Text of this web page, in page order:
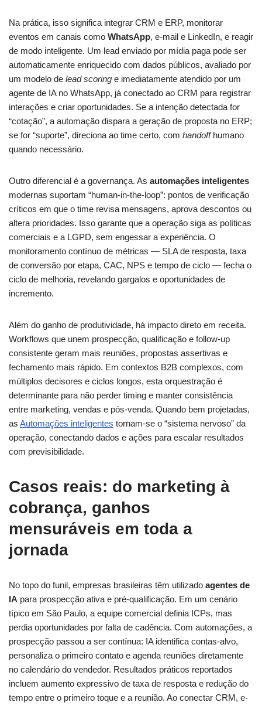
Na prática, isso significa integrar CRM e ERP, monitorar
eventos em canais como WhatsApp, e-mail e LinkedIn, e reagir
de modo inteligente. Um lead enviado por mídia paga pode ser
automaticamente enriquecido com dados públicos, avaliado por
um modelo de lead scoring e imediatamente atendido por um
agente de IA no WhatsApp, já conectado ao CRM para registrar
interações e criar oportunidades. Se a intenção detectada for
“cotação”, a automação dispara a geração de proposta no ERP;
se for “suporte”, direciona ao time certo, com handoffhumano
quando necessário.
Outro diferencial é a governança. As automações inteligentes
modernas suportam “human-in-the-loop”: pontos de verificação
críticos em que o time revisa mensagens, aprova descontos ou
altera prioridades. Isso garante que a operação siga as políticas
comerciais e a LGPD, sem engessar a experiência. O
monitoramento contínuo de métricas — SLA de resposta, taxa
de conversão por etapa, CAC, NPS e tempo de ciclo — fecha o
ciclo de melhoria, revelando gargalos e oportunidades de
incremento.
Além do ganho de produtividade, há impacto direto em receita.
Workflows que unem prospecção, qualificação e follow-up
consistente geram mais reuniões, propostas assertivas e
fechamento mais rápido. Em contextos B2B complexos, com
múltiplos decisores e ciclos longos, esta orquestração é
determinante para não perder timing e manter consistência
entre marketing, vendas e pós-venda. Quando bem projetadas,
as Automações inteligentes tornam-se o “sistema nervoso” da
operação, conectando dados e ações para escalar resultados
com previsibilidade.
Casos reais: do marketing à
cobrança, ganhos
mensuráveis em toda a
jornada
No topo do funil, empresas brasileiras têm utilizado agentes de
IA para prospecção ativa e pré-qualificação. Em um cenário
típico em São Paulo, a equipe comercial definia ICPs, mas
perdia oportunidades por falta de cadência. Com automações, a
prospecção passou a ser contínua: IA identifica contas-alvo,
personaliza o primeiro contato e agenda reuniões diretamente
no calendário do vendedor. Resultados práticos reportados
incluem aumento expressivo de taxa de resposta e redução do
tempo entre o primeiro toque e a reunião. Ao conectar CRM, e-